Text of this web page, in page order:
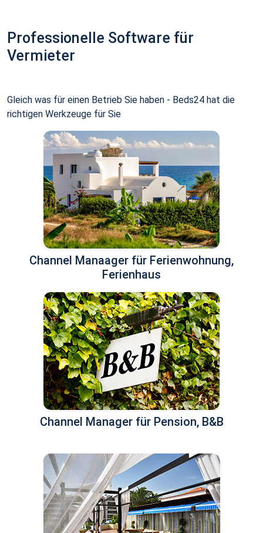
Professionelle Software für
Vermieter
Gleich was für einen Betrieb Sie haben - Beds24 hat die
richtigen Werkzeuge für Sie
Channel Manaager für Ferienwohnung,
Ferienhaus
Channel Manager für Pension, B&B